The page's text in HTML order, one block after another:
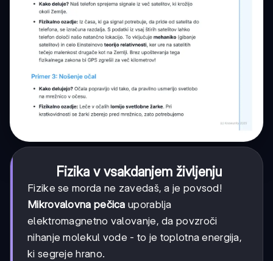
Fizika v vsakdanjem življenju
Fizike se morda ne zavedaš, a je povsod!
Mikrovalovna pečica uporablja
elektromagnetno valovanje, da povzroči
nihanje molekul vode - to je toplotna energija,
ki segreje hrano.